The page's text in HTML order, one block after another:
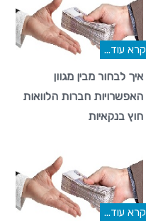
קרא עוד...
איך לבחור מבין מגוון
האפשרויות חברות הלוואות
חוץ בנקאיות
קרא עוד...